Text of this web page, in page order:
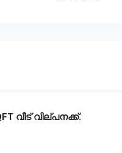
വീട് വില്പനക്ക്.